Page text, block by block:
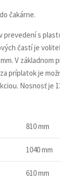
čakárne.
prevedení s
častí je
V základnom
príplatok je
Nosnosť je
810 mm
1040 mm
610 mm